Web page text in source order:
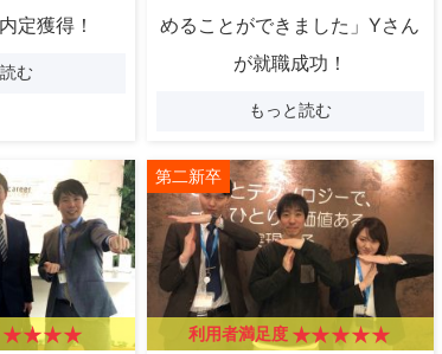
定獲得！
む
めることができました」Yさん
が就職成功！
もっと読む
第二新卒
利用者満足度